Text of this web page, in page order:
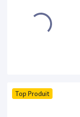
Top Produit